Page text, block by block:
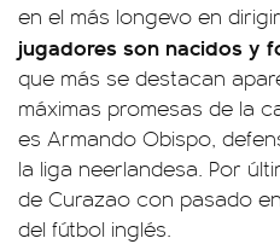
en el más longevo en
jugadores son nacidos y
que más se destacan
máximas promesas de la
es Armando Obispo,
la liga neerlandesa. Por
de Curazao con pasado
del fútbol inglés.